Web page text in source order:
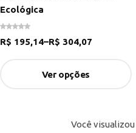
Ecológica
R$ 195,14–R$ 304,07
Ver opções
Você visualizou